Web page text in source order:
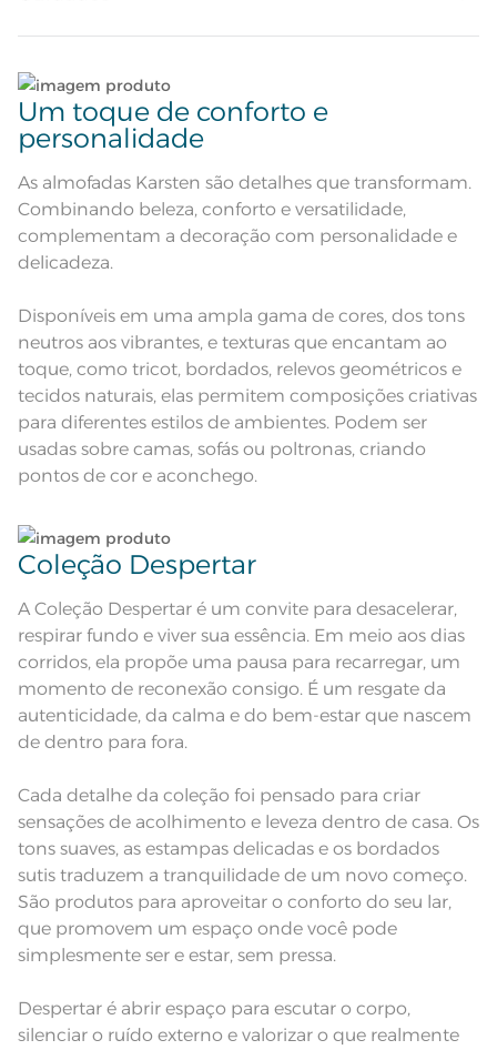
Quantidade de Peças
Atributos
Almofada decorativa; Tricot
decorativa Karsten
Descrição Visual
Almofada quadrada em tricô com
Composição
50% Viscose; 35% Poliéster; 15%
Poliamida; Forro 100% Poliéster
Cor Naval
Medida 45cm x 45cm
Acabamento Tinto
Instruções de Lavagem
Lavação a 60ºC; Proibido alvejar;
Secar em tambor com
temperatura maxima de 60ºC;
Ferro de passar com temperatura
Observações
aparelho celular. Consultar a cor
Lave tipos de tecidos distintos separadamente;
Não lave cores claras e cores escuras no mesmo
ciclo;
Lave as peças no ciclo leve, suave ou delicado de
sua lavadora;
Utilize a quantidade mínima de amaciante e sabão;
Leia atentamente as instruções na etiqueta.
Um toque de conforto e
personalidade
As almofadas Karsten são detalhes que transformam.
Combinando beleza, conforto e versatilidade,
complementam a decoração com personalidade e
delicadeza.
Disponíveis em uma ampla gama de cores, dos tons
neutros aos vibrantes, e texturas que encantam ao
toque, como tricot, bordados, relevos geométricos e
tecidos naturais, elas permitem composições criativas
para diferentes estilos de ambientes. Podem ser
usadas sobre camas, sofás ou poltronas, criando
pontos de cor e aconchego.
Coleção Despertar
A Coleção Despertar é um convite para desacelerar,
respirar fundo e viver sua essência. Em meio aos dias
corridos, ela propõe uma pausa para recarregar, um
momento de reconexão consigo. É um resgate da
autenticidade, da calma e do bem-estar que nascem
de dentro para fora.
Cada detalhe da coleção foi pensado para criar
sensações de acolhimento e leveza dentro de casa. Os
tons suaves, as estampas delicadas e os bordados
sutis traduzem a tranquilidade de um novo começo.
São produtos para aproveitar o conforto do seu lar,
que promovem um espaço onde você pode
simplesmente ser e estar, sem pressa.
Despertar é abrir espaço para escutar o corpo,
silenciar o ruído externo e valorizar o que realmente